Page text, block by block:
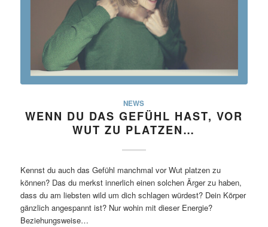
NEWS
WENN DU DAS GEFÜHL HAST, VOR
WUT ZU PLATZEN…
Kennst du auch das Gefühl manchmal vor Wut platzen zu
können? Das du merkst innerlich einen solchen Ärger zu haben,
dass du am liebsten wild um dich schlagen würdest? Dein Körper
gänzlich angespannt ist? Nur wohin mit dieser Energie?
Beziehungsweise…